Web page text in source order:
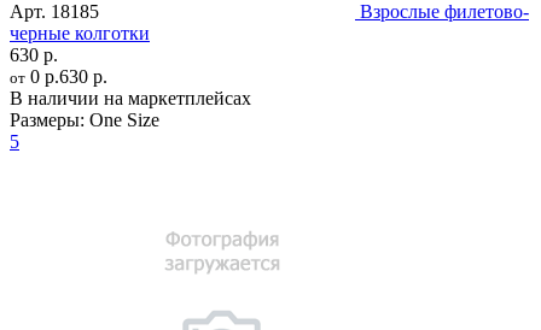
Арт. 18185
Взрослые филетово-
черные колготки
630 р.
от 0 р.630 р.
В наличии на маркетплейсах
Размеры: One Size
5